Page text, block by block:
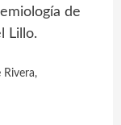
de
Lillo.
Rivera,